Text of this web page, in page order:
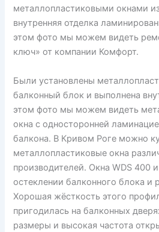
металлопластиковыми окнами
внутренняя отделка
этом фото мы можем видеть
ключ» от компании Комфорт.
Были установлены
балконный блок и выполнена
этом фото мы можем видеть
окна с односторонней
балкона. В Кривом Роге можно
металлопластиковые окна
производителей. Окна WDS 400
остеклении балконного блока и
Хорошая жёсткость этого
пригодилась на балконных
размеры и высокая частота